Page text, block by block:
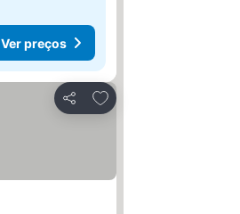
Ver preços
Partilhar
Adicionar aos favoritos